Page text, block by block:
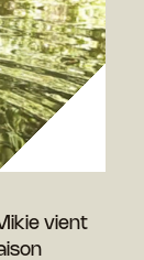
vient